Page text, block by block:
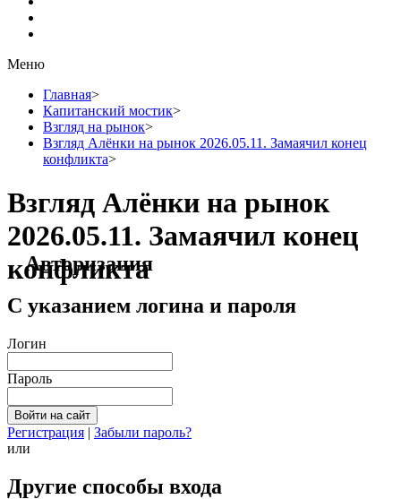
Меню
Главная>
Капитанский мостик>
Взгляд на рынок>
Взгляд Алёнки на рынок 2026.05.11. Замаячил конец
конфликта>
Взгляд Алёнки на рынок
2026.05.11. Замаячил конец
конфликта
Авторизация
С указанием логина и пароля
Логин
Пароль
Регистрация | Забыли пароль?
или
Другие способы входа